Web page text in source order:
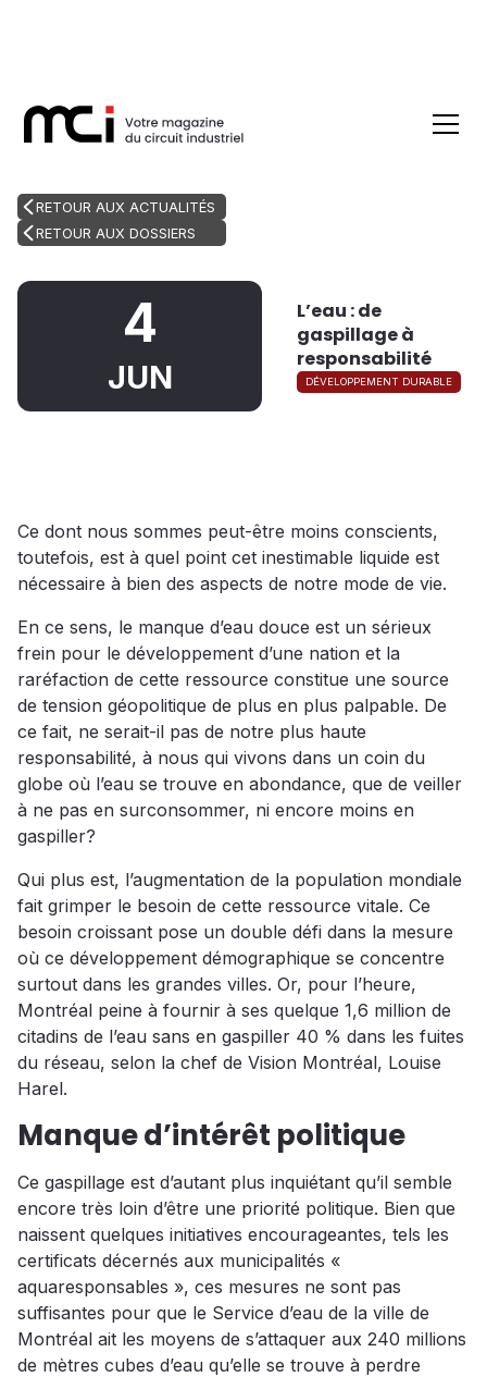
RETOUR AUX ACTUALITÉS
RETOUR AUX DOSSIERS
4
JUN
L’eau : de
gaspillage à
responsabilité
DÉVELOPPEMENT DURABLE
Ce dont nous sommes peut-être moins conscients,
toutefois, est à quel point cet inestimable liquide est
nécessaire à bien des aspects de notre mode de vie.
En ce sens, le manque d’eau douce est un sérieux
frein pour le développement d’une nation et la
raréfaction de cette ressource constitue une source
de tension géopolitique de plus en plus palpable. De
ce fait, ne serait-il pas de notre plus haute
responsabilité, à nous qui vivons dans un coin du
globe où l’eau se trouve en abondance, que de veiller
à ne pas en surconsommer, ni encore moins en
gaspiller?
Qui plus est, l’augmentation de la population mondiale
fait grimper le besoin de cette ressource vitale. Ce
besoin croissant pose un double défi dans la mesure
où ce développement démographique se concentre
surtout dans les grandes villes. Or, pour l’heure,
Montréal peine à fournir à ses quelque 1,6 million de
citadins de l’eau sans en gaspiller 40 % dans les fuites
du réseau, selon la chef de Vision Montréal, Louise
Harel.
Manque d’intérêt politique
Ce gaspillage est d’autant plus inquiétant qu’il semble
encore très loin d’être une priorité politique. Bien que
naissent quelques initiatives encourageantes, tels les
certificats décernés aux municipalités «
aquaresponsables », ces mesures ne sont pas
suffisantes pour que le Service d’eau de la ville de
Montréal ait les moyens de s’attaquer aux 240 millions
de mètres cubes d’eau qu’elle se trouve à perdre